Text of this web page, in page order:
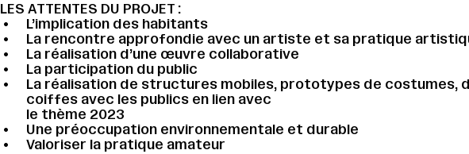
LES ATTENTES DU PROJET :
L’implication des habitants
La rencontre approfondie avec un artiste et sa pratique
La réalisation d’une œuvre collaborative
La participation du public
La réalisation de structures mobiles, prototypes de costumes,
coiffes avec les publics en lien avec
le thème 2023
Une préoccupation environnementale et durable
Valoriser la pratique amateur